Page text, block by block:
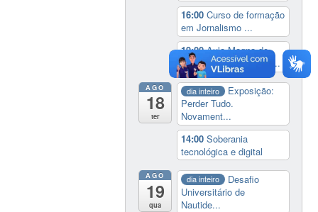
16:00Curso de formação
em Jornalismo ...
19:00Aula Magna do
IELA: Homenagem ao...
AGO
18
ter
dia inteiro
Exposição:
Perder Tudo.
Novament...
14:00Soberania
tecnológica e digital
AGO
19
qua
dia inteiro
Desafio
Universitário de
Nautide...